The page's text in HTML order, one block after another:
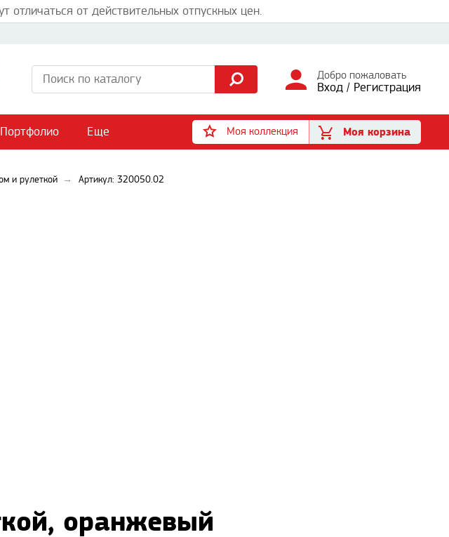
от действительных отпускных цен.
Добро пожаловать
Вход / Регистрация
Портфолио Еще Моя коллекция Моя корзина
и рулеткой Артикул: 320050.02
оранжевый